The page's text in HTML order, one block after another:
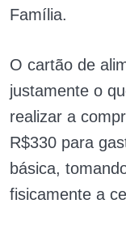
Família.
O cartão de
justamente o
realizar a
R$330 para
básica,
fisicamente a